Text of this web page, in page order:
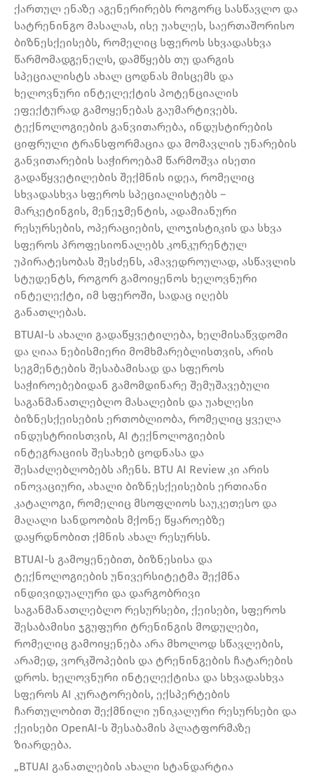
ქართულ ენაზე აგენერირებს როგორც სასწავლო და
სატრენინგო მასალას, ისე უახლეს, საერთაშორისო
ბიზნესქეისებს, რომელიც სფეროს სხვადასხვა
წარმომადგენელს, დამწყებს თუ დარგის
სპეციალისტს ახალ ცოდნას მისცემს და
ხელოვნური ინტელექტის პოტენციალის
ეფექტურად გამოყენებას გაუმარტივებს.
ტექნოლოგიების განვითარება, ინდუსტირების
ციფრული ტრანსფორმაცია და მომავლის უნარების
განვითარების საჭიროებამ წარმოშვა ისეთი
გადაწყვეტილების შექმნის იდეა, რომელიც
სხვადასხვა სფეროს სპეციალისტებს –
მარკეტინგის, მენეჯმენტის, ადამიანური
რესურსების, ოპერაციების, ლოჯისტიკის და სხვა
სფეროს პროფესიონალებს კონკურენტულ
უპირატესობას შესძენს, ამავედროულად, ასწავლის
სტუდენტს, როგორ გამოიყენოს ხელოვნური
ინტელექტი, იმ სფეროში, სადაც იღებს
განათლებას.
BTUAI-ს ახალი გადაწყვეტილება, ხელმისაწვდომი
და ღიაა ნებისმიერი მომხმარებლისთვის, არის
სეგმენტების შესაბამისად და სფეროს
საჭიროებებიდან გამომდინარე შემუშავებული
საგანმანათლებლო მასალების და უახლესი
ბიზნესქეისების ერთობლიობა, რომელიც ყველა
ინდუსტრიისთვის, AI ტექნოლოგიების
ინტეგრაციის შესახებ ცოდნასა და
შესაძლებლობებს აჩენს. BTU AI Review კი არის
ინოვაციური, ახალი ბიზნესქეისების ერთიანი
კატალოგი, რომელიც მსოფლიოს საუკეთესო და
მაღალი სანდოობის მქონე წყაროებზე
დაყრდნობით ქმნის ახალ რესურსს.
BTUAI-ს გამოყენებით, ბიზნესისა და
ტექნოლოგიების უნივერსიტეტმა შექმნა
ინდივიდუალური და დარგობრივი
საგანმანათლებლო რესურსები, ქეისები, სფეროს
შესაბამისი ჯგუფური ტრენინგის მოდულები,
რომელიც გამოიყენება არა მხოლოდ სწავლების,
არამედ, ვორკშოპების და ტრენინგების ჩატარების
დროს. ხელოვნური ინტელექტისა და სხვადასხვა
სფეროს AI კურატორების, ექსპერტების
ჩართულობით შექმნილი უნიკალური რესურსები და
ქეისები OpenAI-ს შესაბამის პლატფორმაზე
ზიარდება.
„BTUAI განათლების ახალი სტანდარტია